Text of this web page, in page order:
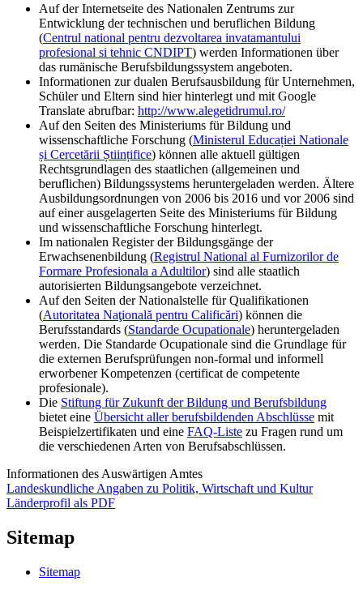
Auf der Internetseite des Nationalen Zentrums zur
Entwicklung der technischen und beruflichen Bildung
(Centrul national pentru dezvoltarea invatamantului
profesional si tehnic CNDIPT) werden Informationen über
das rumänische Berufsbildungssystem angeboten.
Informationen zur dualen Berufsausbildung für Unternehmen,
Schüler und Eltern sind hier hinterlegt und mit Google
Translate abrufbar: http://www.alegetidrumul.ro/
Auf den Seiten des Ministeriums für Bildung und
wissenschaftliche Forschung (Ministerul Educației Nationale
și Cercetării Științifice) können alle aktuell gültigen
Rechtsgrundlagen des staatlichen (allgemeinen und
beruflichen) Bildungssystems heruntergeladen werden. Ältere
Ausbildungsordnungen von 2006 bis 2016 und vor 2006 sind
auf einer ausgelagerten Seite des Ministeriums für Bildung
und wissenschaftliche Forschung hinterlegt.
Im nationalen Register der Bildungsgänge der
Erwachsenenbildung (Registrul National al Furnizorilor de
Formare Profesionala a Adultilor) sind alle staatlich
autorisierten Bildungsangebote verzeichnet.
Auf den Seiten der Nationalstelle für Qualifikationen
(Autoritatea Naţională pentru Calificări) können die
Berufsstandards (Standarde Ocupationale) heruntergeladen
werden. Die Standarde Ocupationale sind die Grundlage für
die externen Berufsprüfungen non-formal und informell
erworbener Kompetenzen (certificat de competente
profesionale).
Die Stiftung für Zukunft der Bildung und Berufsbildung
bietet eine Übersicht aller berufsbildenden Abschlüsse mit
Beispielzertifikaten und eine FAQ-Liste zu Fragen rund um
die verschiedenen Arten von Berufsabschlüssen.
Informationen des Auswärtigen Amtes
Landeskundliche Angaben zu Politik, Wirtschaft und Kultur
Länderprofil als PDF
Sitemap
Sitemap